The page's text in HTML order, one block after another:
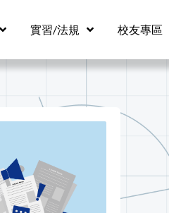
實習/法規 校友專區